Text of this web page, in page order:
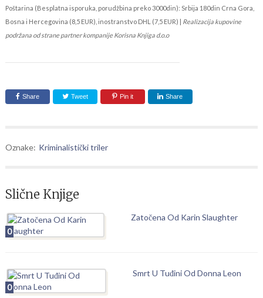
Poštarina (Besplatna isporuka, porudžbina preko 3000din): Srbija 180din Crna Gora,
Bosna i Hercegovina (8,5 EUR), inostranstvo DHL (7,5 EUR) | Realizacija kupovine
podržana od strane partner kompanije Korisna Knjiga d.o.o
Share Tweet Pin it Share
Oznake: Kriminalistički triler
Slične Knjige
0
Zatočena Od Karin Slaughter
0
Smrt U Tuđini Od Donna Leon